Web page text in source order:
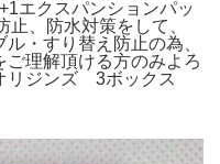
エクスパンションパッ
、防水対策をして、
・すり替え防止の為、
理解頂ける方のみよろ
リジンズ 3ボックス